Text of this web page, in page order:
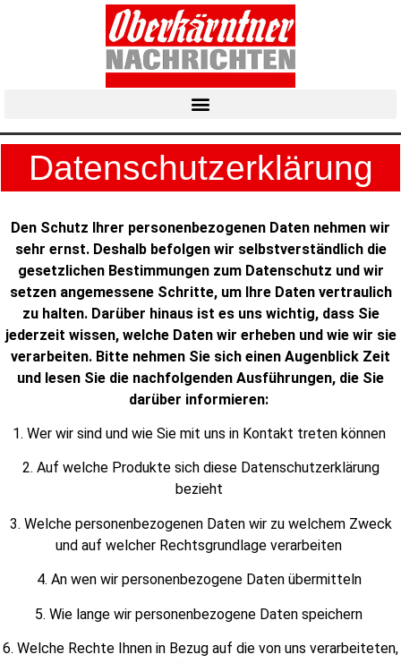
Datenschutzerklärung
Den Schutz Ihrer personenbezogenen Daten nehmen wir
sehr ernst. Deshalb befolgen wir selbstverständlich die
gesetzlichen Bestimmungen zum Datenschutz und wir
setzen angemessene Schritte, um Ihre Daten vertraulich
zu halten. Darüber hinaus ist es uns wichtig, dass Sie
jederzeit wissen, welche Daten wir erheben und wie wir sie
verarbeiten. Bitte nehmen Sie sich einen Augenblick Zeit
und lesen Sie die nachfolgenden Ausführungen, die Sie
darüber informieren:
1. Wer wir sind und wie Sie mit uns in Kontakt treten können
2. Auf welche Produkte sich diese Datenschutzerklärung
bezieht
3. Welche personenbezogenen Daten wir zu welchem Zweck
und auf welcher Rechtsgrundlage verarbeiten
4. An wen wir personenbezogene Daten übermitteln
5. Wie lange wir personenbezogene Daten speichern
6. Welche Rechte Ihnen in Bezug auf die von uns verarbeiteten,